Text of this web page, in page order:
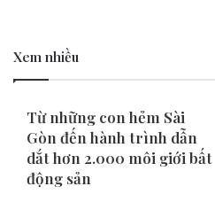
Xem nhiều
Từ những con hẻm Sài
Gòn đến hành trình dẫn
dắt hơn 2.000 môi giới bất
động sản